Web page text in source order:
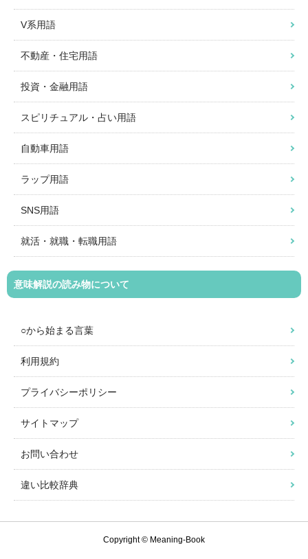
V系用語
不動産・住宅用語
投資・金融用語
スピリチュアル・占い用語
自動車用語
ラップ用語
SNS用語
就活・就職・転職用語
意味解説の読み物について
○から始まる言葉
利用規約
プライバシーポリシー
サイトマップ
お問い合わせ
違い比較辞典
Copyright © Meaning-Book